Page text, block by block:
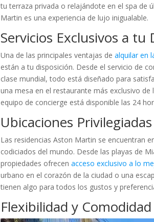
tu terraza privada o relajándote en el spa de
Martin es una experiencia de lujo inigualable.
Servicios Exclusivos a tu
Una de las principales ventajas dealquilar en
están a tu disposición. Desde el servicio de
clase mundial, todo está diseñado para
una mesa en el restaurante más exclusivo
equipo de concierge está disponible las 24
Ubicaciones
Las residencias Aston Martin se encuentran
codiciados del mundo. Desde las playas de
propiedades ofrecenacceso exclusivo a lo
urbano en el corazón de la ciudad o una
tienen algo para todos los gustos y
Flexibilidad y Comodidad